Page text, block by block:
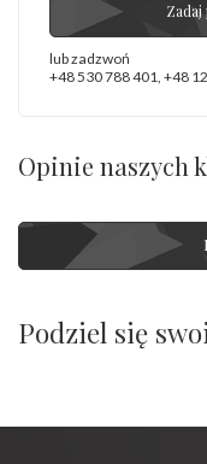
Zadaj
lub zadzwoń
+48 530 788 401, +48
Opinie naszych
Podziel się